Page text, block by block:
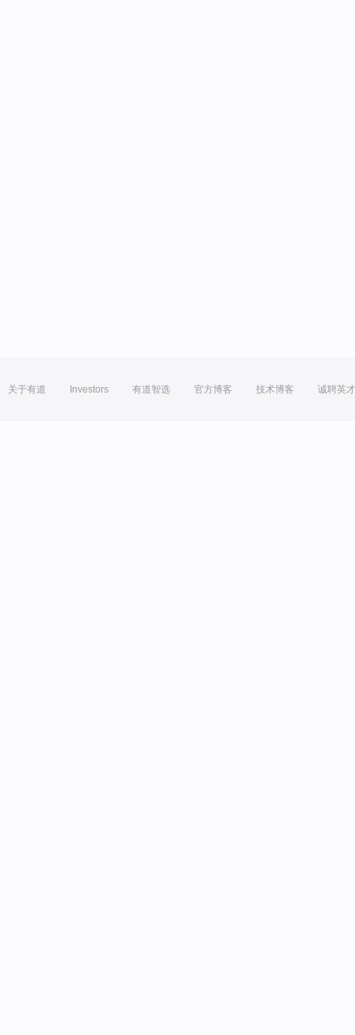
关于有道 Investors 有道智选 官方博客 技术博客 诚聘英才